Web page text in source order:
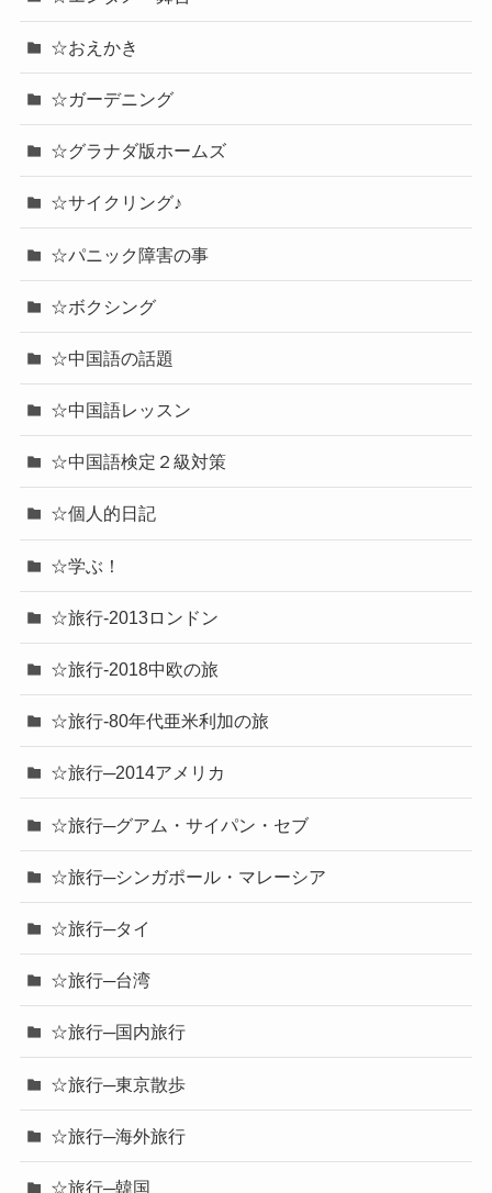
☆おえかき
☆ガーデニング
☆グラナダ版ホームズ
☆サイクリング♪
☆パニック障害の事
☆ボクシング
☆中国語の話題
☆中国語レッスン
☆中国語検定２級対策
☆個人的日記
☆学ぶ！
☆旅行-2013ロンドン
☆旅行-2018中欧の旅
☆旅行-80年代亜米利加の旅
☆旅行─2014アメリカ
☆旅行─グアム・サイパン・セブ
☆旅行─シンガポール・マレーシア
☆旅行─タイ
☆旅行─台湾
☆旅行─国内旅行
☆旅行─東京散歩
☆旅行─海外旅行
☆旅行─韓国